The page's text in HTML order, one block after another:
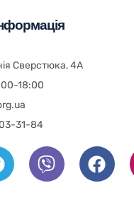
Сверстюка, 4А
18:00
31-84